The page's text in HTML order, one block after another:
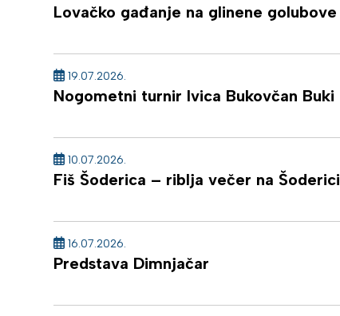
Lovačko gađanje na glinene golubove
19.07.2026.
Nogometni turnir Ivica Bukovčan Buki
10.07.2026.
Fiš Šoderica – riblja večer na Šoderici
16.07.2026.
Predstava Dimnjačar